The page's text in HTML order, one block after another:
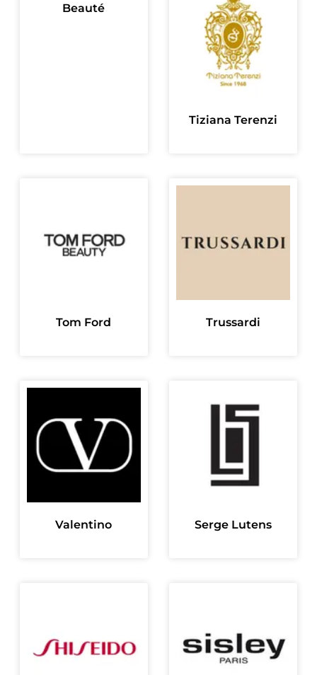
Beauté
Tiziana Terenzi
Tom Ford Trussardi
Valentino Serge Lutens